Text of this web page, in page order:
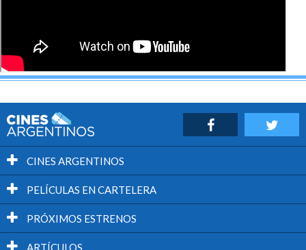
CINES ARGENTINOS
PELÍCULAS EN CARTELERA
PRÓXIMOS ESTRENOS
ARTÍCULOS